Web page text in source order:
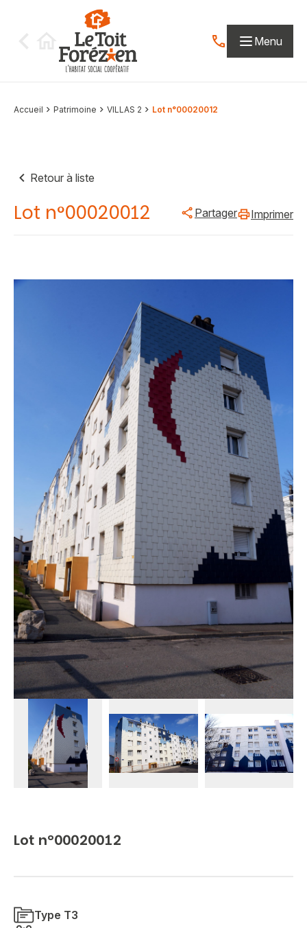
Contactez-nous
Menu
Accueil Patrimoine VILLAS 2 Lot n°00020012
Retour à liste
Lot n°00020012 Partager Imprimer
Lot n°00020012
Type T3